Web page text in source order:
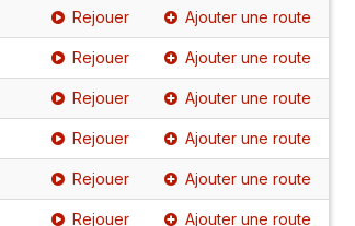
Rejouer Ajouter une route
Rejouer Ajouter une route
Rejouer Ajouter une route
Rejouer Ajouter une route
Rejouer Ajouter une route
Rejouer Ajouter une route